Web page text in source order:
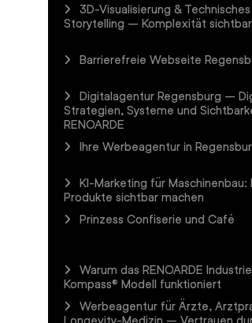
3D-Visualisierung & Technisches
Storytelling – Komplexität
Barrierefreie Webseite
Digitalagentur Regensburg –
Strategien, Systeme und
RENOARDE
Ihre Werbeagentur in
KI-Marketing für Maschinenbau:
Produkte sichtbar machen
Prinzess Confiserie und Café
Warum das RENOARDE
Kompass® Modell funktioniert
Werbeagentur für Ärzte,
Longevity-Medizin – Vertrauen